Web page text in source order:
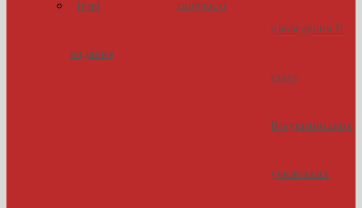
Інші
видання
творчості
проведення ІІ
етапу
Всеукраїнських
учнівських